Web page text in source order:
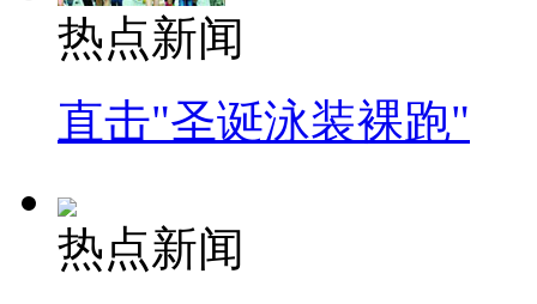
热点新闻
直击"圣诞泳装裸跑"
热点新闻